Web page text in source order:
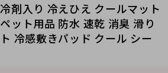
剤入り 冷えひえ クールマット
ット用品 防水 速乾 消臭 滑り
冷感敷きパッド クール シー